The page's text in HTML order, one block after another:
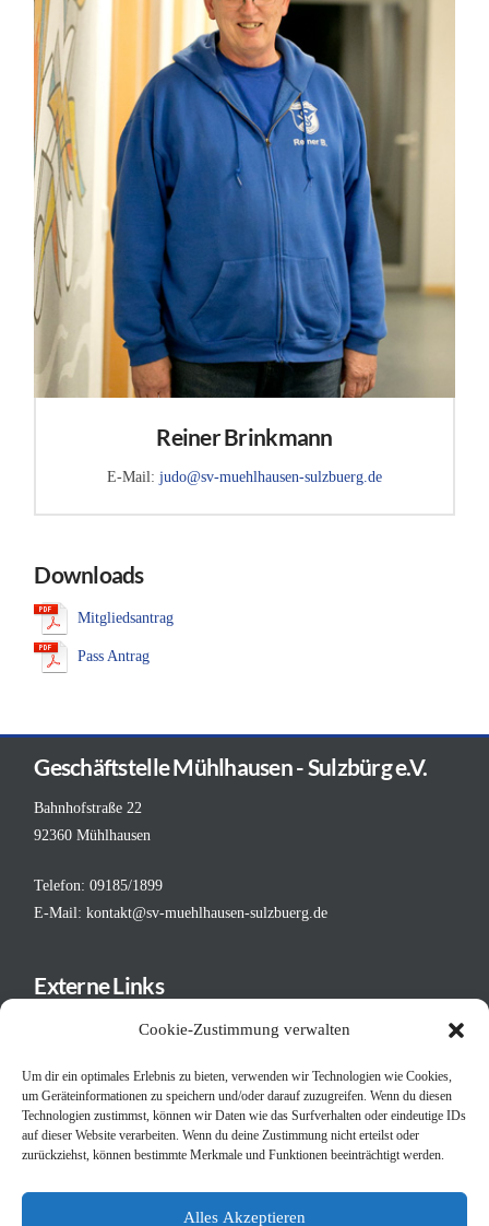
Cookie-Zustimmung verwalten
Um dir ein optimales Erlebnis zu bieten, verwenden wir Technologien wie Cookies,
um Geräteinformationen zu speichern und/oder darauf zuzugreifen. Wenn du diesen
Technologien zustimmst, können wir Daten wie das Surfverhalten oder eindeutige IDs
auf dieser Website verarbeiten. Wenn du deine Zustimmung nicht erteilst oder
zurückziehst, können bestimmte Merkmale und Funktionen beeinträchtigt werden.
Alles Akzeptieren
Reiner Brinkmann
E-Mail: judo@sv-muehlhausen-sulzbuerg.de
Downloads
Mitgliedsantrag
Pass Antrag
Geschäftstelle Mühlhausen - Sulzbürg e.V.
Bahnhofstraße 22
92360 Mühlhausen
Telefon: 09185/1899
E-Mail:kontakt@sv-muehlhausen-sulzbuerg.de
Externe Links
Deutscher Fußball-Bund
BFV - Bezirk Mittelfranken
Schiedsrichtergruppe Neumarkt
Bayerischer Turnverband
Judo in der Oberpfalz
Bayerischer Judoverband BJV
Deutscher Judobund DJB